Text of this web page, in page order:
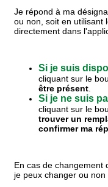
Je répond à ma
ou non, soit en utilisant
directement dans
Si je suis
cliquant sur le
être présent
Si je ne suis
cliquant sur le
trouver un
confirmer ma
En cas de changement
je peux changer ou non